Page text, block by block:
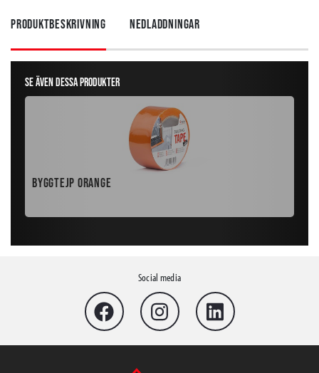
Produktbeskrivning Nedladdningar
Se även dessa produkter
Byggtejp Orange
Social media